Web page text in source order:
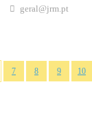
geral@jrm.pt
7 8 9 10